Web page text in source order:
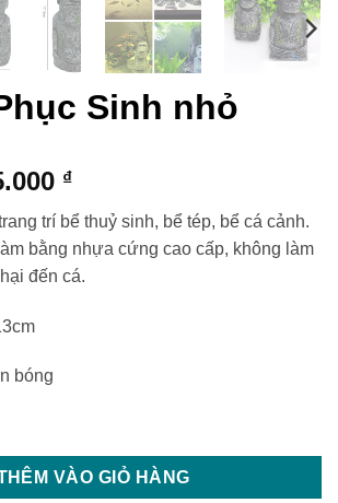
Sinh nhỏ
₫.
₫Giá
hiện
tại
là:
45.000 ₫.
trí bể thuỷ sinh, bể tép, bể cá cảnh.
bằng nhựa cứng cao cấp, không làm
đến cá.
bóng
số lượng
VÀO GIỎ HÀNG